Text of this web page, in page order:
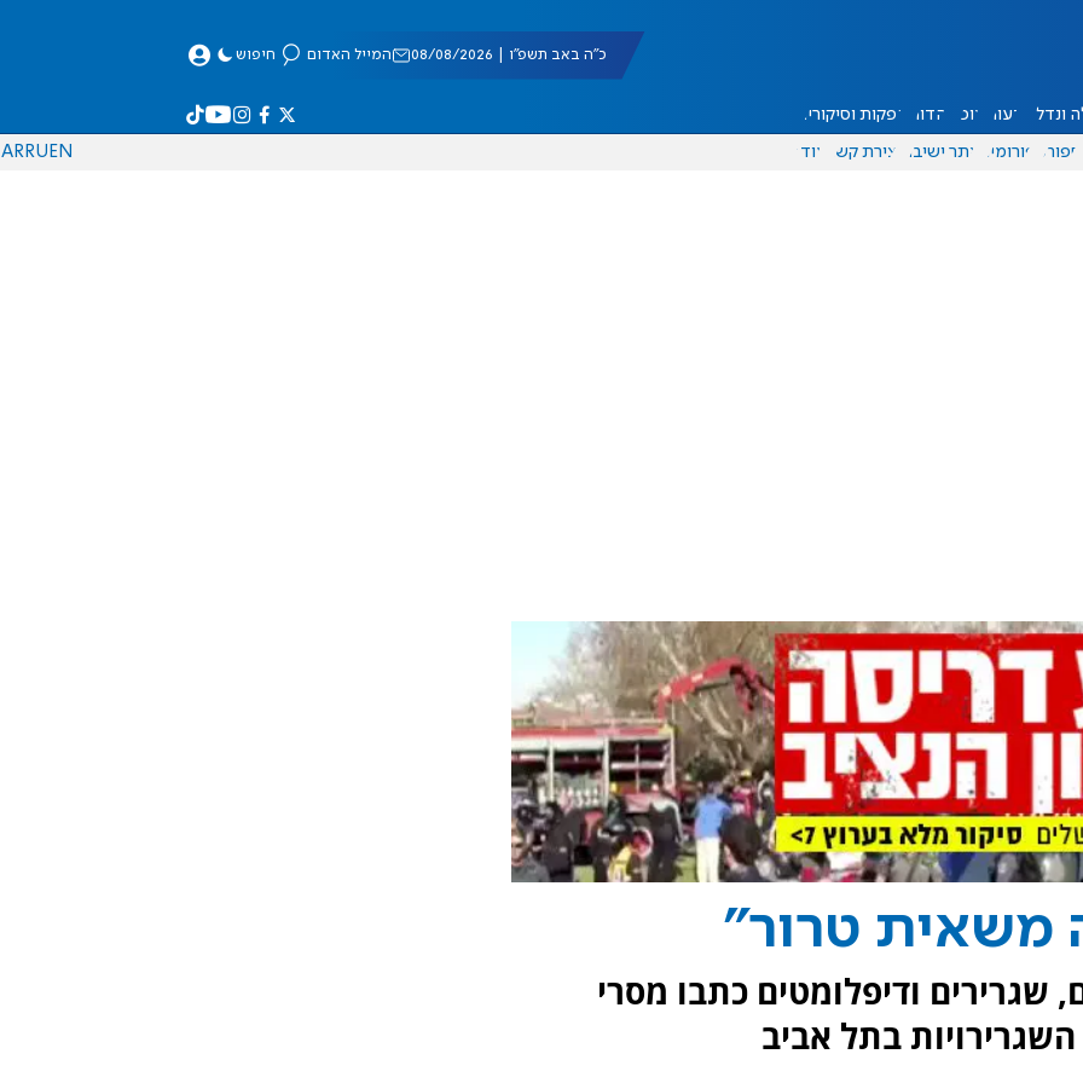
כ"ה באב תשפ"ו | 08/08/2026 המייל האדום חיפוש
ונדל"ן דעות אוכל יהדות הפקות וסיקורים
ספורט פורומים אתר ישיבה יצירת קשר עוד EN
RU
AR
משאית טרור"
שגרירים ודיפלומטים כתבו מסרי
בתל אביב